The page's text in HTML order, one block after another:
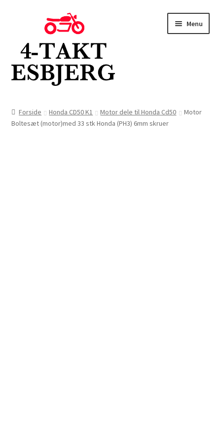
navigation
indhold
Menu
Butik
Forside Honda CD50 K1 Motor dele til Honda Cd50
Motor
Boltesæt (motor)med 33 stk Honda (PH3) 6mm skruer